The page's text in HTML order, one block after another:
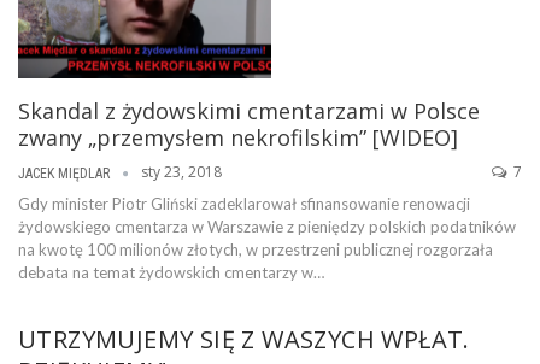
Skandal z żydowskimi cmentarzami w Polsce
zwany „przemysłem nekrofilskim” [WIDEO]
JACEK MIĘDLAR sty 23, 2018 7
Gdy minister Piotr Gliński zadeklarował sfinansowanie renowacji
żydowskiego cmentarza w Warszawie z pieniędzy polskich podatników
na kwotę 100 milionów złotych, w przestrzeni publicznej rozgorzała
debata na temat żydowskich cmentarzy w…
UTRZYMUJEMY SIĘ Z WASZYCH WPŁAT.